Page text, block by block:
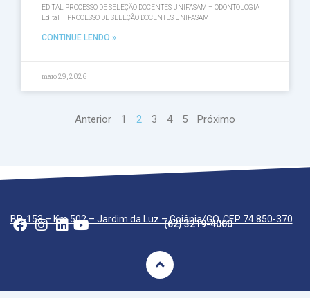
EDITAL PROCESSO DE SELEÇÃO DOCENTES UNIFASAM – ODONTOLOGIA
Edital – PROCESSO DE SELEÇÃO DOCENTES UNIFASAM
CONTINUE LENDO »
maio 29, 2026
Anterior 1 2 3 4 5 Próximo
(62) 3219-4000
BR-153 – Km 502 – Jardim da Luz – Goiânia/GO, CEP 74.850-370